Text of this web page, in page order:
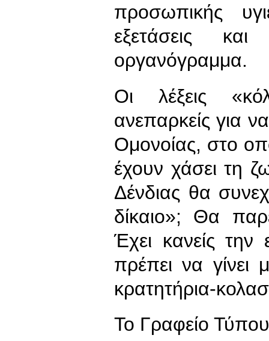
προσωπικής
εξετάσεις
οργανόγραμμα.
Οι λέξεις
ανεπαρκείς για
Ομονοίας, στο
έχουν χάσει τη
Δένδιας θα
δίκαιο»; Θα
Έχει κανείς την
πρέπει να γίνει
κρατητήρια-
To Γραφείο Τύπου